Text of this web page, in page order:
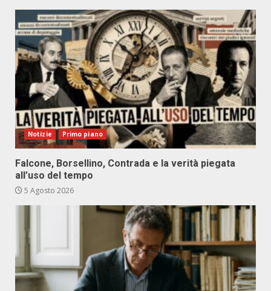
Notizie Primo piano
Falcone, Borsellino, Contrada e la verità piegata
all’uso del tempo
5 Agosto 2026